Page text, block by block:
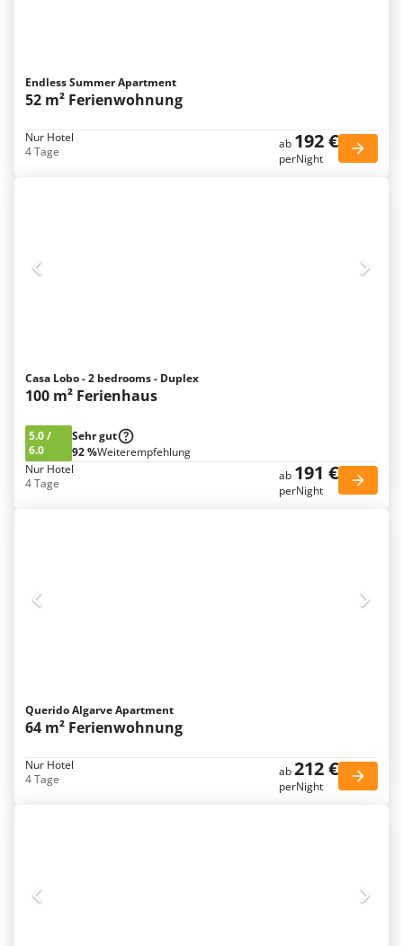
Endless Summer Apartment
52 m² Ferienwohnung
Nur Hotel
4 Tage
ab 192 €
perNight
Casa Lobo - 2 bedrooms - Duplex
100 m² Ferienhaus
5.0/
6.0
Sehr gut
92 %Weiterempfehlung
Nur Hotel
4 Tage
ab 191 €
perNight
Querido Algarve Apartment
64 m² Ferienwohnung
Nur Hotel
4 Tage
ab212 €
perNight